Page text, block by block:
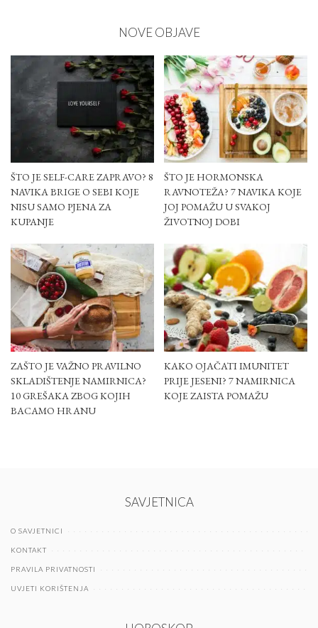
NOVE OBJAVE
ŠTO JE SELF-CARE ZAPRAVO? 8
NAVIKA BRIGE O SEBI KOJE
NISU SAMO PJENA ZA
KUPANJE
ŠTO JE HORMONSKA
RAVNOTEŽA? 7 NAVIKA KOJE
JOJ POMAŽU U SVAKOJ
ŽIVOTNOJ DOBI
ZAŠTO JE VAŽNO PRAVILNO
SKLADIŠTENJE NAMIRNICA?
10 GREŠAKA ZBOG KOJIH
BACAMO HRANU
KAKO OJAČATI IMUNITET
PRIJE JESENI? 7 NAMIRNICA
KOJE ZAISTA POMAŽU
SAVJETNICA
O SAVJETNICI
KONTAKT
PRAVILA PRIVATNOSTI
UVJETI KORIŠTENJA